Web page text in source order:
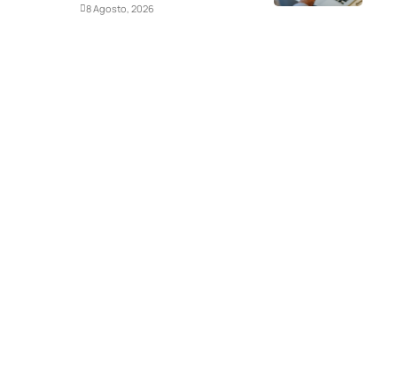
8 Agosto, 2026